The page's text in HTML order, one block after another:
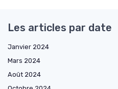
Les articles par date
Janvier 2024
Mars 2024
Août 2024